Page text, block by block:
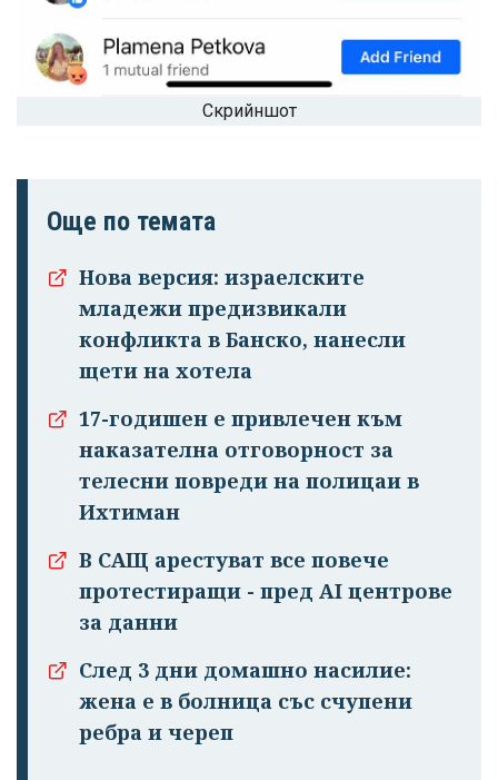
Скрийншот
Още по темата
Нова версия: израелските
младежи предизвикали
конфликта в Банско, нанесли
щети на хотела
17-годишен е привлечен към
наказателна отговорност за
телесни повреди на полицаи в
Ихтиман
В САЩ арестуват все повече
протестиращи - пред AI центрове
за данни
След 3 дни домашно насилие:
жена е в болница със счупени
ребра и череп